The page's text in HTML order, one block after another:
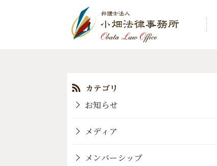
お知らせ
メディア
メンバーシップ